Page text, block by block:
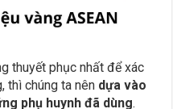
thuyết phục nhất để xác
thì chúng ta nên dựa vào
phụ huynh đã dùng.